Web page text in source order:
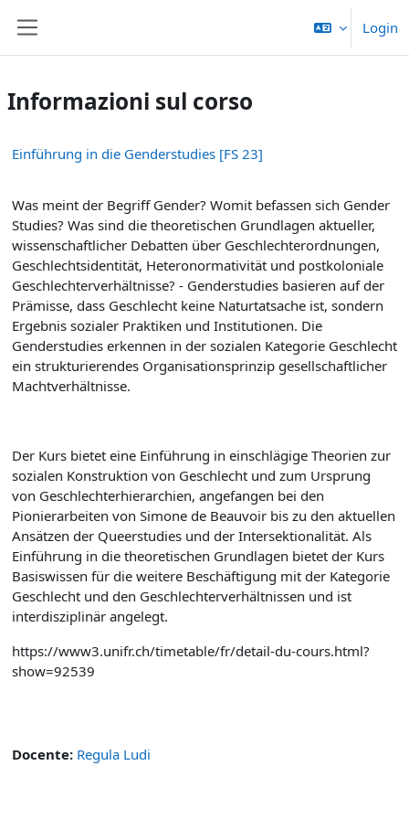
Login
Informazioni sul corso
Einführung in die Genderstudies [FS 23]
Was meint der Begriff Gender? Womit befassen sich Gender
Studies? Was sind die theoretischen Grundlagen aktueller,
wissenschaftlicher Debatten über Geschlechterordnungen,
Geschlechtsidentität, Heteronormativität und postkoloniale
Geschlechterverhältnisse? - Genderstudies basieren auf der
Prämisse, dass Geschlecht keine Naturtatsache ist, sondern
Ergebnis sozialer Praktiken und Institutionen. Die
Genderstudies erkennen in der sozialen Kategorie Geschlecht
ein strukturierendes Organisationsprinzip gesellschaftlicher
Machtverhältnisse.
Der Kurs bietet eine Einführung in einschlägige Theorien zur
sozialen Konstruktion von Geschlecht und zum Ursprung
von Geschlechterhierarchien, angefangen bei den
Pionierarbeiten von Simone de Beauvoir bis zu den aktuellen
Ansätzen der Queerstudies und der Intersektionalität. Als
Einführung in die theoretischen Grundlagen bietet der Kurs
Basiswissen für die weitere Beschäftigung mit der Kategorie
Geschlecht und den Geschlechterverhältnissen und ist
interdisziplinär angelegt.
https://www3.unifr.ch/timetable/fr/detail-du-cours.html?
show=92539
Docente: Regula Ludi